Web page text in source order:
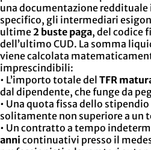
una documentazione
specifico, gli intermediari
ultime 2 buste paga, del codice
dell’ultimo CUD. La somma
viene calcolata
imprescindibili:
• L’importo totale del TFR
dal dipendente, che funge da
• Una quota fissa dello
solitamente non superiore a un
• Un contratto a tempo
anni continuativi presso il